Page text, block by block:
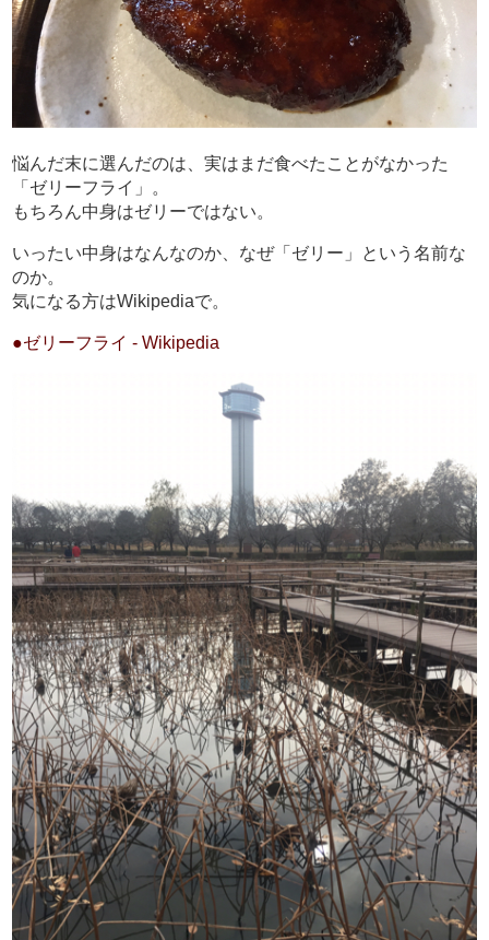
悩んだ末に選んだのは、実はまだ食べたことがなかった
「ゼリーフライ」。
もちろん中身はゼリーではない。
いったい中身はなんなのか、なぜ「ゼリー」という名前な
のか。
気になる方はWikipediaで。
●ゼリーフライ - Wikipedia